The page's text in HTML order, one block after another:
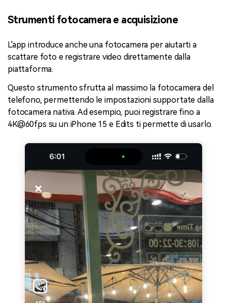
Strumenti fotocamera e acquisizione
L'app introduce anche una fotocamera per aiutarti a
scattare foto e registrare video direttamente dalla
piattaforma.
Questo strumento sfrutta al massimo la fotocamera del
telefono, permettendo le impostazioni supportate dalla
fotocamera nativa. Ad esempio, puoi registrare fino a
4K@60fps su un iPhone 15 e Edits ti permette di usarlo.